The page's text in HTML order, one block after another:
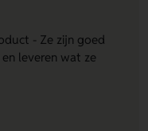
- Ze zijn goed
leveren wat ze